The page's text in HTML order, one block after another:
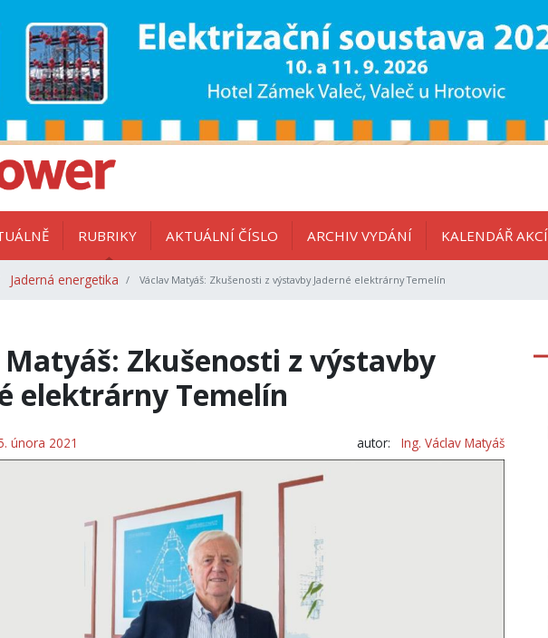
RUBRIKY AKTUÁLNÍ ČÍSLO ARCHIV VYDÁNÍ KALENDÁŘ AKCÍ
Jaderná energetika Václav Matyáš: Zkušenosti z výstavby Jaderné elektrárny Temelín
Zkušenosti z výstavby
elektrárny Temelín
února 2021 autor: Ing. Václav Matyáš